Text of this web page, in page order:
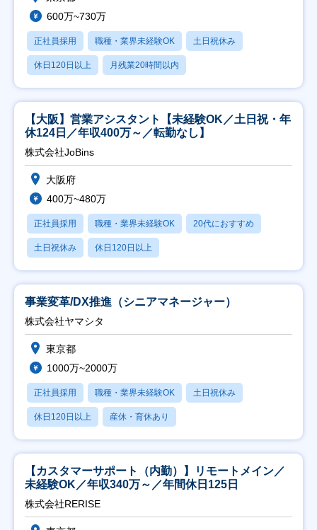
600万~730万
正社員採用 職種・業界未経験OK 土日祝休み
休日120日以上 月残業20時間以内
【大阪】営業アシスタント【未経験OK／土日祝・年
休124日／年収400万～／転勤なし】
株式会社JoBins
大阪府
400万~480万
正社員採用 職種・業界未経験OK 20代におすすめ
土日祝休み 休日120日以上
事業変革/DX推進（シニアマネージャー）
株式会社ヤマシタ
東京都
1000万~2000万
正社員採用 職種・業界未経験OK 土日祝休み
休日120日以上 産休・育休あり
【カスタマーサポート（内勤）】リモートメイン／
未経験OK／年収340万～／年間休日125日
株式会社RERISE